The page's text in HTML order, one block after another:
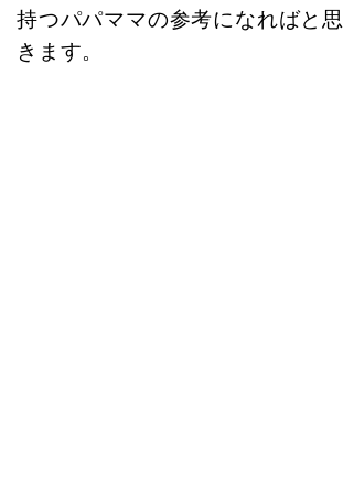
持つパパママの参考になればと
きます。